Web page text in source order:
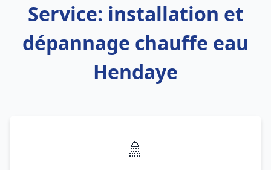
Service: installation et
dépannage chauffe eau
Hendaye
🚿